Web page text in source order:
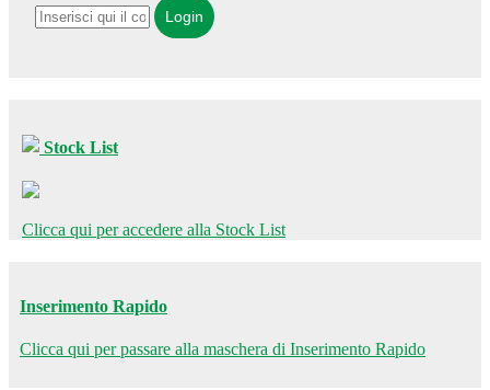
Stock List
Clicca qui per accedere alla Stock List
Inserimento Rapido
Clicca qui per passare alla maschera di Inserimento Rapido